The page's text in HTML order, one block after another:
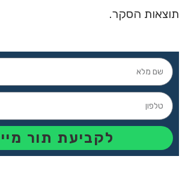
תוצאות הסקר.
לקביעת תור